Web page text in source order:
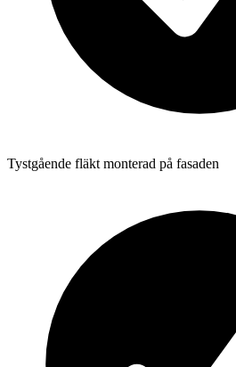
Tystgående fläkt monterad på fasaden